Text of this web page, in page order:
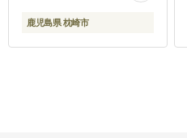
鹿児島県 枕崎市